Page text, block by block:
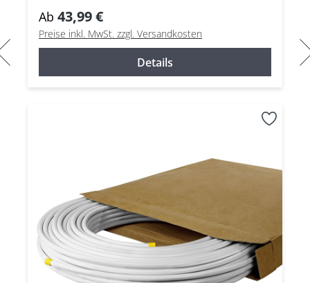
Ab 43,99 €
Preise inkl. MwSt. zzgl. Versandkosten
Details